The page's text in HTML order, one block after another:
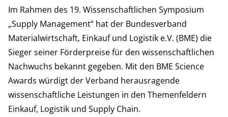
Im Rahmen des 19. Wissenschaftlichen Symposium
„Supply Management“ hat der Bundesverband
Materialwirtschaft, Einkauf und Logistik e.V. (BME) die
Sieger seiner Förderpreise für den wissenschaftlichen
Nachwuchs bekannt gegeben. Mit den BME Science
Awards würdigt der Verband herausragende
wissenschaftliche Leistungen in den Themenfeldern
Einkauf, Logistik und Supply Chain.